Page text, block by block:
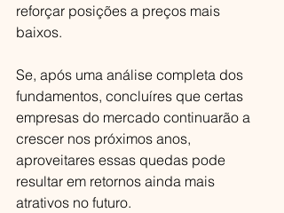
reforçar posições a preços mais
baixos.
Se, após uma análise completa dos
fundamentos, concluíres que certas
empresas do mercado continuarão a
crescer nos próximos anos,
aproveitares essas quedas pode
resultar em retornos ainda mais
atrativos no futuro.